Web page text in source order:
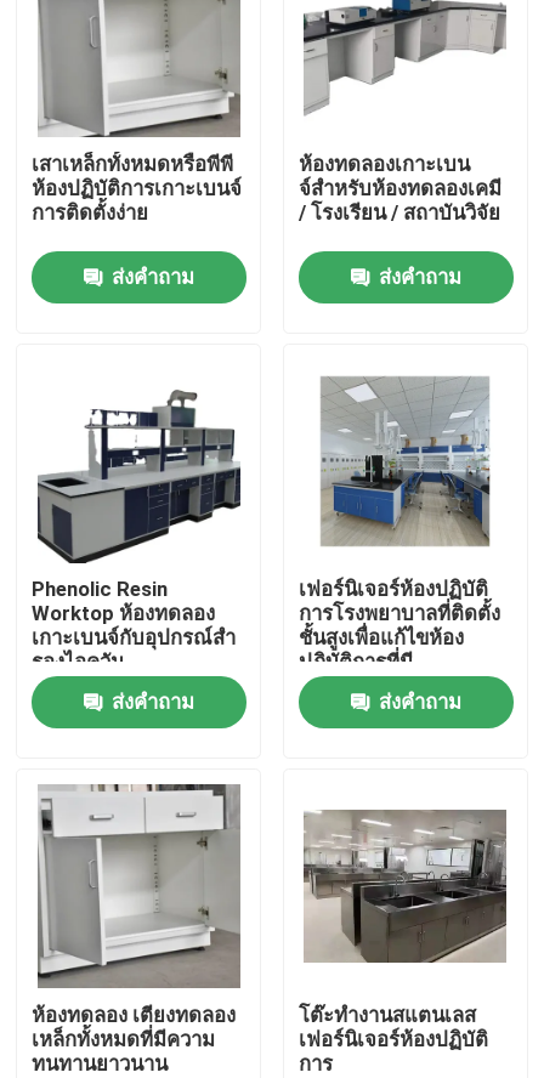
เกี่ยวกับเรา
รายชื่อผู้ติดต่อ
ผลิตภัณฑ์
เฟอร์นิเจอร์ห้องปฏิบัติการที่ทันสมัย
ม้านั่งเกาะห้องทดลอง
ม้านั่งติดผนังห้องปฏิบัติการ
ตู้ดูดควันในห้องปฏิบัติการ
เครื่องชั่งในห้องปฏิบัติการ
เสาเหล็กทั้งหมดหรือพีพี
ห้องปฏิบัติการเกาะเบนจ์
การติดตั้งง่าย
ส่งคำถาม
ห้องทดลองเกาะเบน
จ์สําหรับห้องทดลองเคมี
/ โรงเรียน / สถาบันวิจัย
ส่งคำถาม
Phenolic Resin
Worktop ห้องทดลอง
เกาะเบนจ์กับอุปกรณ์สํา
รองไอควัน
ส่งคำถาม
เฟอร์นิเจอร์ห้องปฏิบัติ
การโรงพยาบาลที่ติดตั้ง
ชั้นสูงเพื่อแก้ไขห้อง
ปฏิบัติการที่มี
ประสิทธิภาพ
ส่งคำถาม
ห้องทดลอง เตียงทดลอง
เหล็กทั้งหมดที่มีความ
ทนทานยาวนาน
โต๊ะทำงานสแตนเลส
เฟอร์นิเจอร์ห้องปฏิบัติ
การ